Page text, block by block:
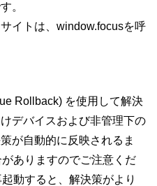
。
イトは、window.focusを呼
Rollback) を使用して解決
デバイスおよび非管理下の
が自動的に反映されるま
ありますのでご注意くだ
動すると、解決策がより